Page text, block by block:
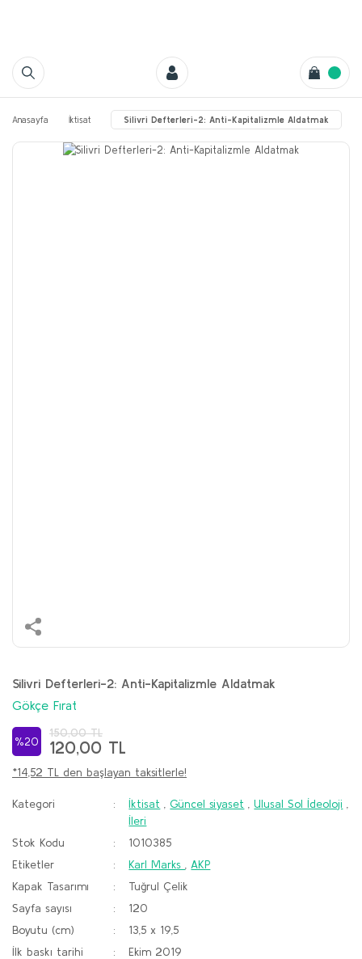
Anasayfa İktisat Silivri Defterleri-2: Anti-Kapitalizmle Aldatmak
Silivri Defterleri-2: Anti-Kapitalizmle Aldatmak
Gökçe Fırat
%20
150,00 TL
120,00 TL
*14,52 TL den başlayan taksitlerle!
Kategori İktisat Güncel siyaset ,Ulusal Sol İdeoloji
İleri
Stok Kodu
1010385
Etiketler
Karl Marks
AKP
Kapak Tasarımı
Tuğrul Çelik
Sayfa sayısı
120
Boyutu (cm)
13,5 x 19,5
İlk baskı tarihi
Ekim 2019